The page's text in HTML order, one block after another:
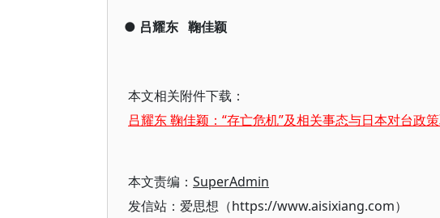
● 吕耀东 鞠佳颖
本文相关附件下载：
吕耀东 鞠佳颖：“存亡危机”及相关事态与日本对台政
本文责编： SuperAdmin
发信站：爱思想（https://www.aisixiang.com）